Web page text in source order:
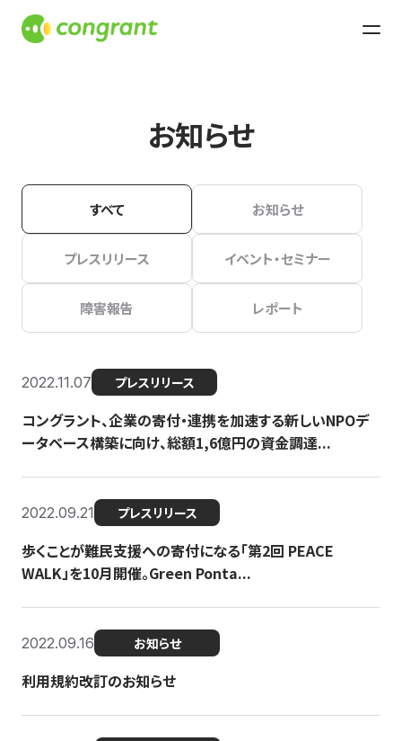
お知らせ
すべて お知らせ
プレスリリース イベント・セミナー
障害報告 レポート
2022.11.07 プレスリリース
コングラント、企業の寄付・連携を加速する新しいNPOデ
ータベース構築に向け、総額1,6億円の資金調達...
2022.09.21 プレスリリース
歩くことが難民支援への寄付になる「第2回 PEACE
WALK」を10月開催。Green Ponta...
2022.09.16 お知らせ
利用規約改訂のお知らせ